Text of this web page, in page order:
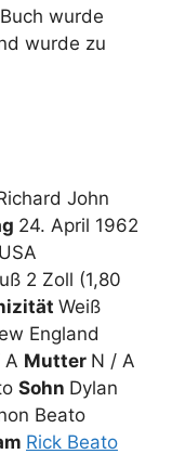
wurde
wurde zu
John
24. April 1962
2 Zoll (1,80
Weiß
England
A Mutter N / A
Sohn Dylan
Beato
Rick Beato